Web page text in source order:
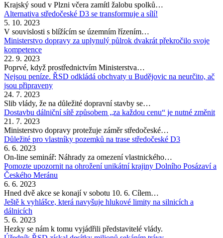
Krajský soud v Plzni včera zamítl žalobu spolků…
Alternativa středočeské D3 se transformuje a sílí!
5. 10. 2023
V souvislosti s blížícím se územním řízením…
Ministerstvo dopravy za uplynulý půlrok dvakrát překročilo svoje
kompetence
22. 9. 2023
Poprvé, když prostřednictvím Ministerstva…
Nejsou peníze. ŘSD odkládá obchvaty u Budějovic na neurčito, ač
jsou připraveny
24. 7. 2023
Slib vlády, že na důležité dopravní stavby se…
Dostavbu dálniční sítě způsobem „za každou cenu“ je nutné změnit
21. 7. 2023
Ministerstvo dopravy protežuje záměr středočeské…
Důležité pro vlastníky pozemků na trase středočeské D3
6. 6. 2023
On-line seminář: Náhrady za omezení vlastnického…
Pomozte upozornit na ohrožení unikátní krajiny Dolního Posázaví a
Českého Meránu
6. 6. 2023
Hned dvě akce se konají v sobotu 10. 6. Cílem…
Ještě k vyhlášce, která navyšuje hlukové limity na silnicích a
dálnicích
5. 6. 2023
Hezky se nám k tomu vyjádřili představitelé vlády.